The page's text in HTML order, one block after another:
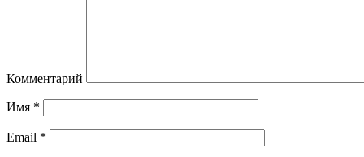
Комментарий
Имя *
Email *